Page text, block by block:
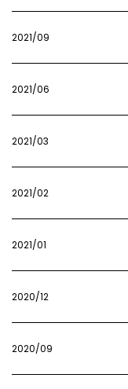
2021/09
2021/06
2021/03
2021/02
2021/01
2020/12
2020/09